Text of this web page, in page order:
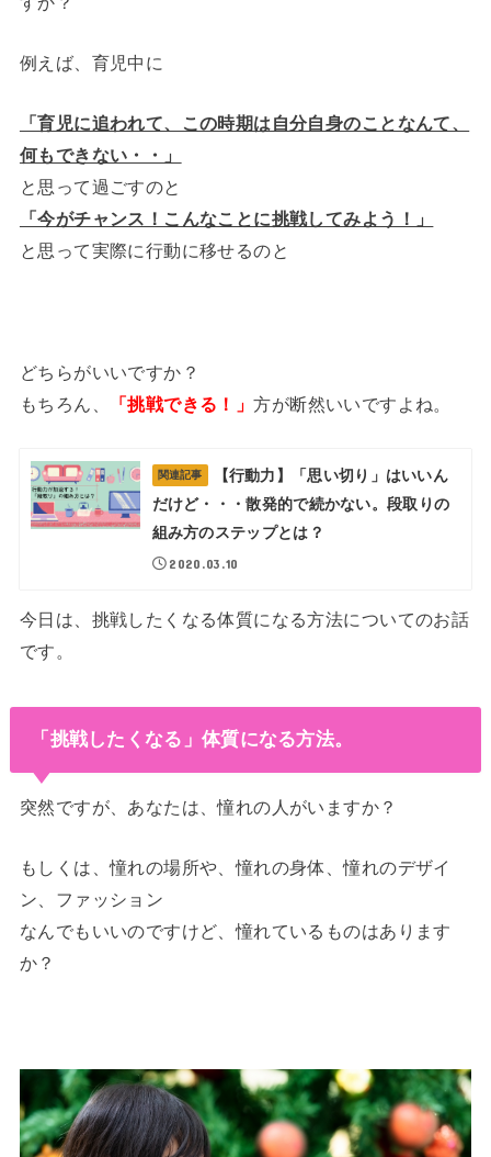
例えば、育児中に
「育児に追われて、この時期は自分自身のことなんて、
何もできない・・」
と思って過ごすのと
「今がチャンス！こんなことに挑戦してみよう！」
と思って実際に行動に移せるのと
どちらがいいですか？
もちろん、
「挑戦できる！」方が断然いいですよね。
関連記事
【行動力】「思い切り」はいいん
だけど・・・散発的で続かない。段取りの
組み方のステップとは？
2020.03.10
今日は、挑戦したくなる体質になる方法についてのお話
です。
「挑戦したくなる」体質になる方法。
突然ですが、あなたは、憧れの人がいますか？
もしくは、憧れの場所や、憧れの身体、憧れのデザイ
ン、ファッション
なんでもいいのですけど、憧れているものはあります
か？